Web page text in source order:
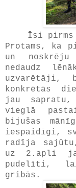
Īsi pirms
Protams, ka
un
nedaudz
uzvarētāji,
konkrētās
jau sapratu,
vieglā
bijušas
iespaidīgi,
radīja
uz 2.apli
pudelīti,
gribās.